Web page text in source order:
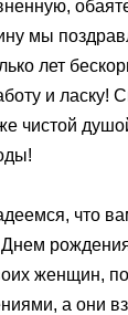
мы
лет
и ласку!
чистой
что
женщин,
а они